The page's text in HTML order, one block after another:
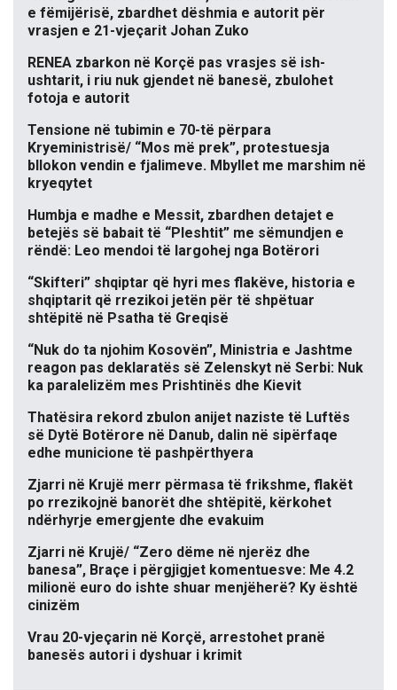
e fëmijërisë, zbardhet dëshmia e autorit për
vrasjen e 21-vjeçarit Johan Zuko
RENEA zbarkon në Korçë pas vrasjes së ish-
ushtarit, i riu nuk gjendet në banesë, zbulohet
fotoja e autorit
Tensione në tubimin e 70-të përpara
Kryeministrisë/ “Mos më prek”, protestuesja
bllokon vendin e fjalimeve. Mbyllet me marshim në
kryeqytet
Humbja e madhe e Messit, zbardhen detajet e
betejës së babait të “Pleshtit” me sëmundjen e
rëndë: Leo mendoi të largohej nga Botërori
“Skifteri” shqiptar që hyri mes flakëve, historia e
shqiptarit që rrezikoi jetën për të shpëtuar
shtëpitë në Psatha të Greqisë
“Nuk do ta njohim Kosovën”, Ministria e Jashtme
reagon pas deklaratës së Zelenskyt në Serbi: Nuk
ka paralelizëm mes Prishtinës dhe Kievit
Thatësira rekord zbulon anijet naziste të Luftës
së Dytë Botërore në Danub, dalin në sipërfaqe
edhe municione të pashpërthyera
Zjarri në Krujë merr përmasa të frikshme, flakët
po rrezikojnë banorët dhe shtëpitë, kërkohet
ndërhyrje emergjente dhe evakuim
Zjarri në Krujë/ “Zero dëme në njerëz dhe
banesa”, Braçe i përgjigjet komentuesve: Me 4.2
milionë euro do ishte shuar menjëherë? Ky është
cinizëm
Vrau 20-vjeçarin në Korçë, arrestohet pranë
banesës autori i dyshuar i krimit